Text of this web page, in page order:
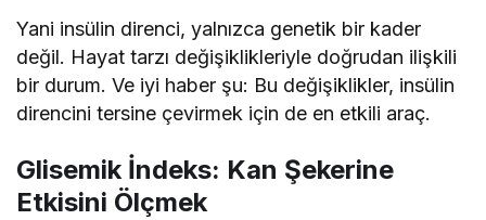
Yani insülin direnci, yalnızca genetik bir kader
değil. Hayat tarzı değişiklikleriyle doğrudan ilişkili
bir durum. Ve iyi haber şu: Bu değişiklikler, insülin
direncini tersine çevirmek için de en etkili araç.
Glisemik İndeks: Kan Şekerine
Etkisini Ölçmek